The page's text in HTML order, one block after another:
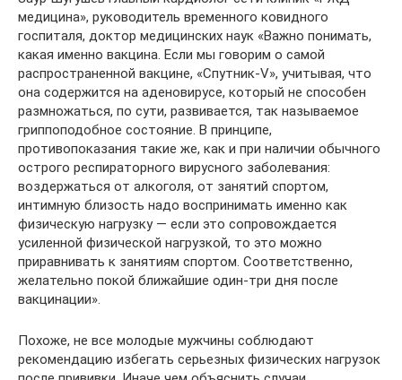
медицина», руководитель временного ковидного
госпиталя, доктор медицинских наук «Важно понимать,
какая именно вакцина. Если мы говорим о самой
распространенной вакцине, «Спутник-V», учитывая, что
она содержится на аденовирусе, который не способен
размножаться, по сути, развивается, так называемое
гриппоподобное состояние. В принципе,
противопоказания такие же, как и при наличии обычного
острого респираторного вирусного заболевания:
воздержаться от алкоголя, от занятий спортом,
интимную близость надо воспринимать именно как
физическую нагрузку — если это сопровождается
усиленной физической нагрузкой, то это можно
приравнивать к занятиям спортом. Соответственно,
желательно покой ближайшие один-три дня после
вакцинации».
Похоже, не все молодые мужчины соблюдают
рекомендацию избегать серьезных физических нагрузок